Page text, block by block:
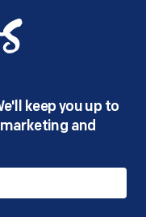
keep you up to
and